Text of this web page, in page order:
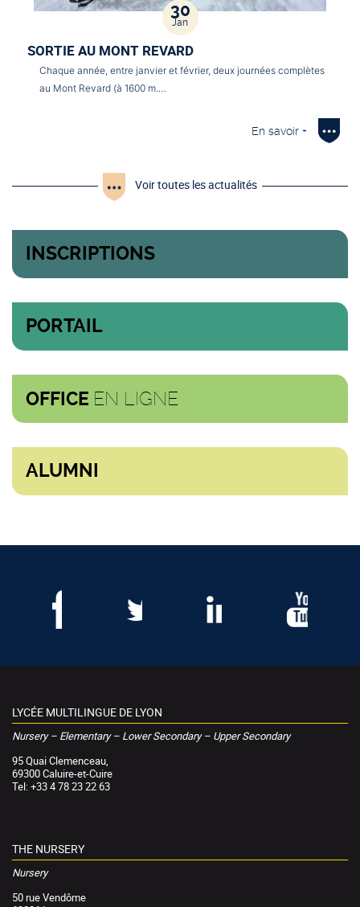
30
Jan
SORTIE AU MONT REVARD
Chaque année, entre janvier et février, deux journées complètes
au Mont Revard (à 1600 m.…
En savoir +
Voir toutes les actualités
INSCRIPTIONS
PORTAIL
OFFICE EN LIGNE
ALUMNI
LYCÉE MULTILINGUE DE LYON
Nursery – Elementary – Lower Secondary – Upper Secondary
95 Quai Clemenceau,
69300 Caluire-et-Cuire
Tel: +33 4 78 23 22 63
THE NURSERY
Nursery
50 rue Vendôme